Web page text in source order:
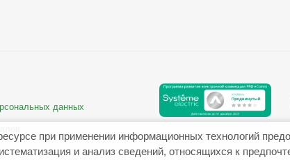
данных
при применении информационных технологий
и анализ сведений, относящихся к